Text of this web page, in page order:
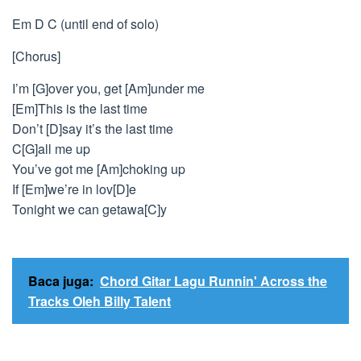
Em D C (until end of solo)
[Chorus]
I’m [G]over you, get [Am]under me
[Em]This is the last time
Don’t [D]say it’s the last time
C[G]all me up
You’ve got me [Am]choking up
If [Em]we’re in lov[D]e
Tonight we can getawa[C]y
Baca juga: Chord Gitar Lagu Runnin' Across the
Tracks Oleh Billy Talent